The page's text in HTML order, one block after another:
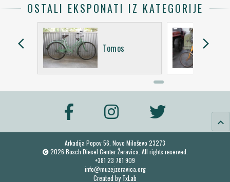
OSTALI EKSPONATI IZ KATEGORIJE
arrow_back_ios Tomos arrow_forward_ios
keyboard_arrow_up
Arkadija Popov 56, Novo Miloševo 23273
2026 Bosch Diesel Center Žeravica. All rights reserved.
+381 23 781 909
info@muzejzeravica.org
Created byTxLab